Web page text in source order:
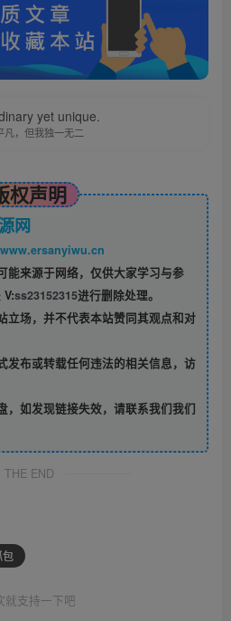
yet unique.
凡，但我独一无二
权声明
网
能来源于网络，仅供大家学习与参
ss23152315进行删除处理。
立场，并不代表本站赞同其观点和对
发布或转载任何违法的相关信息，访
，如发现链接失效，请联系我们我们
THE END
包
就支持一下吧